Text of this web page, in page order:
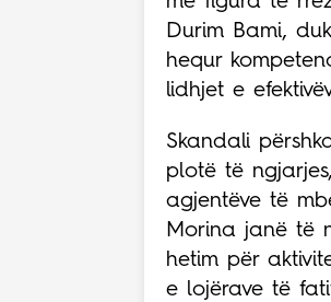
Durim Bami,
hequr
lidhjet e
Skandali
plotë të
agjentëve të
Morina janë të
hetim për
e lojërave të